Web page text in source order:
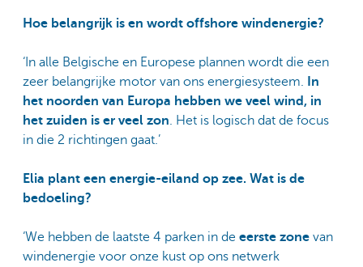
Hoe belangrijk is en wordt offshore windenergie?
‘In alle Belgische en Europese plannen wordt die een
zeer belangrijke motor van ons energiesysteem.
In
het noorden van Europa hebben we veel wind, in
het zuiden is er veel zon . Het is logisch dat de focus
in die 2 richtingen gaat.’
Elia plant een energie-eiland op zee. Wat is de
bedoeling?
‘We hebben de laatste 4 parken in de eerste zone van
windenergie voor onze kust op ons netwerk